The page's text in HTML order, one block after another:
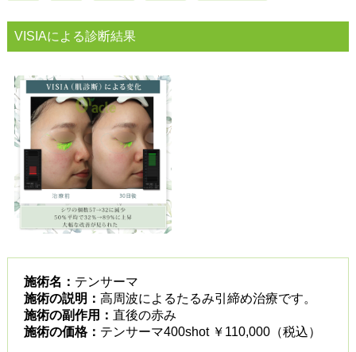
VISIAによる診断結果
施術名： テンサーマ
施術の説明： 高周波によるたるみ引締め治療です。
施術の副作用： 直後の赤み
施術の価格： テンサーマ400shot ￥110,000（税込）